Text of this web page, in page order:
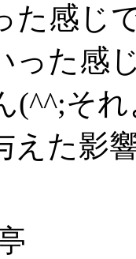
た感じ
った感
(^^;そ
えた影